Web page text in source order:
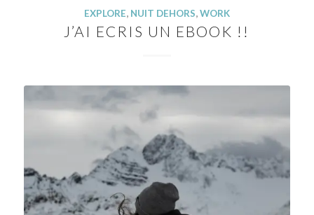
EXPLORE, NUIT DEHORS,WORK
J’AI ECRIS UN EBOOK !!